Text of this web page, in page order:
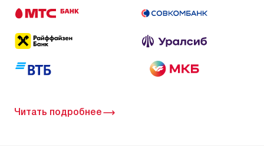
Читать подробнее